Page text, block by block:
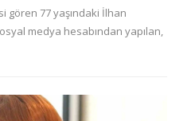
gören 77 yaşındaki İlhan
medya hesabından yapılan,